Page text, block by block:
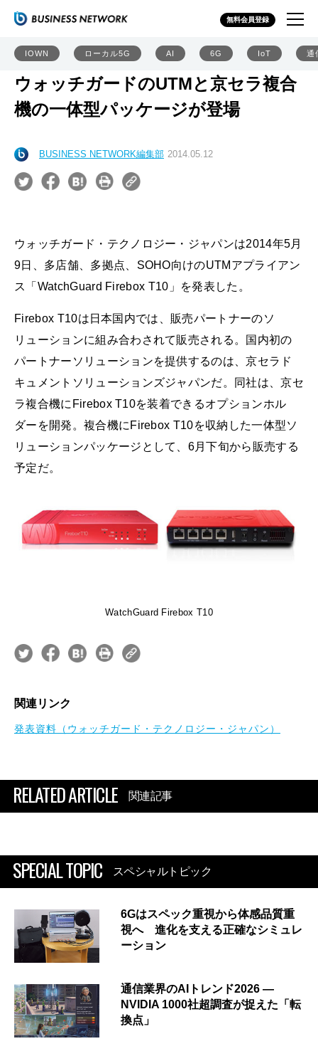
無料会員登録
IOWN ローカル5G AI 6G IoT 通
ウォッチガードのUTMと京セラ複合
機の一体型パッケージが登場
BUSINESS NETWORK編集部 2014.05.12
ウォッチガード・テクノロジー・ジャパンは2014年5月
9日、多店舗、多拠点、SOHO向けのUTMアプライアン
ス「WatchGuard Firebox T10」を発表した。
Firebox T10は日本国内では、販売パートナーのソ
リューションに組み合わされて販売される。国内初の
パートナーソリューションを提供するのは、京セラド
キュメントソリューションズジャパンだ。同社は、京セ
ラ複合機にFirebox T10を装着できるオプションホル
ダーを開発。複合機にFirebox T10を収納した一体型ソ
リューションパッケージとして、6月下旬から販売する
予定だ。
WatchGuard Firebox T10
関連リンク
発表資料（ウォッチガード・テクノロジー・ジャパン）
RELATED ARTICLE 関連記事
SPECIAL TOPIC スペシャルトピック
6Gはスペック重視から体感品質重
視へ 進化を支える正確なシミュレ
ーション
通信業界のAIトレンド2026 ―
NVIDIA 1000社超調査が捉えた「転
換点」